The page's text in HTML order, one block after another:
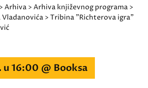
> Arhiva > Arhiva književnog programa >
> Tribina "Richterova igra"
u 16:00 @ Booksa